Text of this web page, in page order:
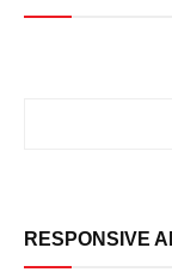
RESPONSIVE